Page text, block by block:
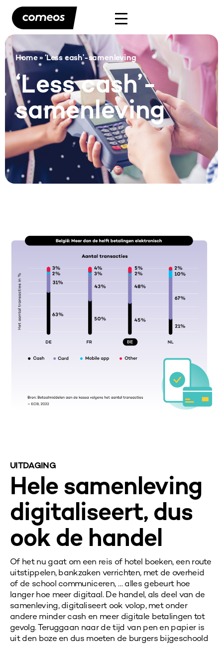
Home» ‘Less cash’-samenleving
‘Less cash’-
samenleving
UITDAGING
Hele samenleving
digitaliseert, dus
ook de handel
Of het nu gaat om een reis of hotel boeken, een route
uitstippelen, bankzaken verrichten, met de overheid
of de school communiceren, … alles gebeurt hoe
langer hoe meer digitaal. De handel, als deel van de
samenleving, digitaliseert ook volop, met onder
andere minder cash en meer digitale betalingen tot
gevolg. Teruggaan naar de tijd van pen en papier is
uit den boze en dus moeten de burgers bijgeschoold